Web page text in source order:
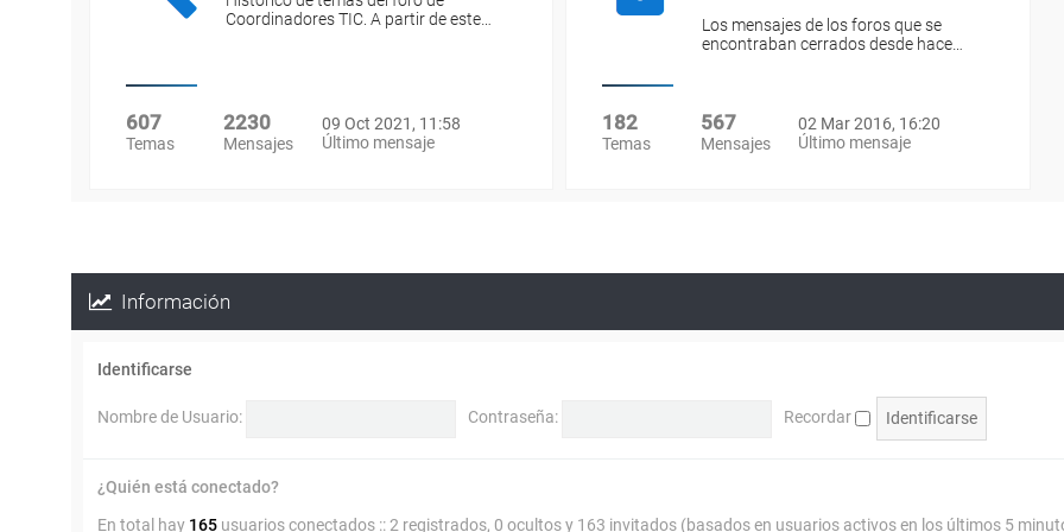
Coordinadores TIC. A partir de este…
607
Temas
2230
Mensajes
09 Oct 2021, 11:58
Último mensaje
Los mensajes de los foros que se
encontraban cerrados desde hace…
182
Temas
567
Mensajes
02 Mar 2016, 16:20
Último mensaje
Información
Identificarse
Nombre de Usuario: Contraseña: Recordar
¿Quién está conectado?
En total hay 165 usuarios conectados :: 2 registrados, 0 ocultos y 163 invitados (basados en usuarios activos en los últimos 5